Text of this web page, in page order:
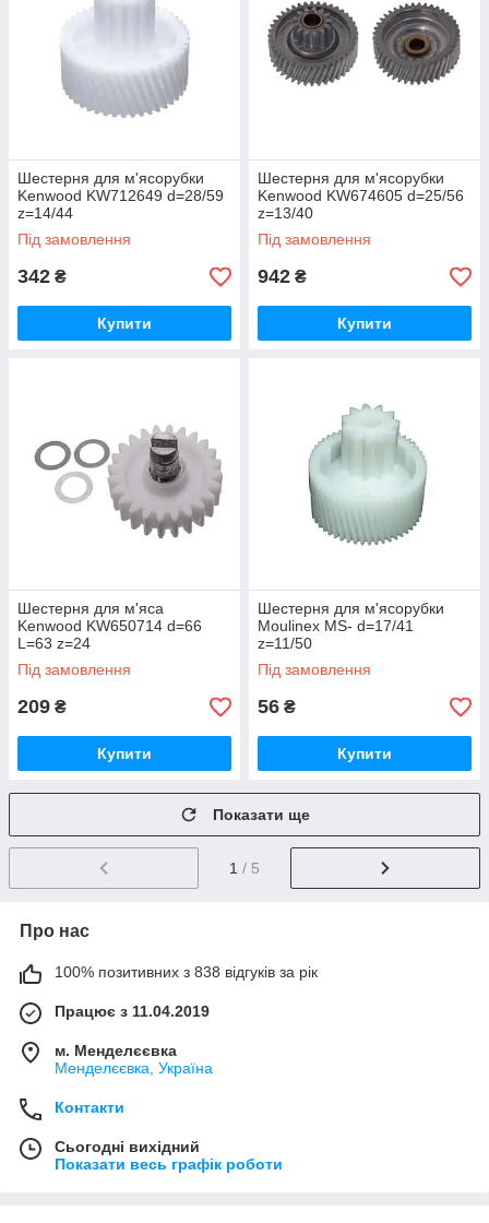
Шестерня для м'ясорубки
Kenwood KW712649 d=28/59
z=14/44
Під замовлення
342 ₴
Купити
Шестерня для м'ясорубки
Kenwood KW674605 d=25/56
z=13/40
Під замовлення
942 ₴
Купити
Шестерня для м'яса
Kenwood KW650714 d=66
L=63 z=24
Під замовлення
209 ₴
Купити
Шестерня для м'ясорубки
Moulinex MS- d=17/41
z=11/50
Під замовлення
56 ₴
Купити
Показати ще
1 / 5
Про нас
100% позитивних з 838 відгуків за рік
Працює з 11.04.2019
м. Менделєєвка
Менделєєвка, Україна
Контакти
Сьогодні вихідний
Показати весь графік роботи